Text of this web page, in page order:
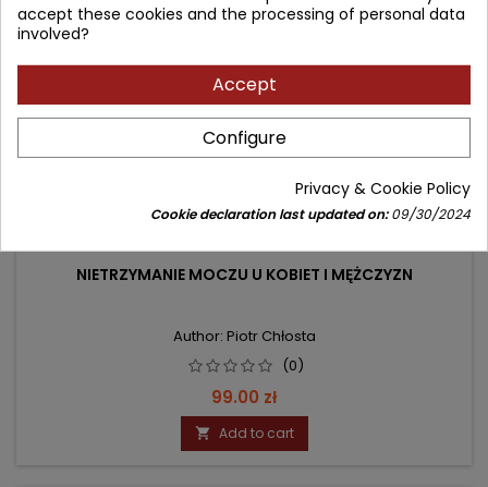
NIETRZYMANIE MOCZU U KOBIET I MĘŻCZYZN
Author: Piotr Chłosta
(0)
Price
99.00 zł
 Add to cart
accept these cookies and the processing of personal data
involved?
Accept
Configure
Privacy & Cookie Policy
Cookie declaration last updated on:09/30/2024